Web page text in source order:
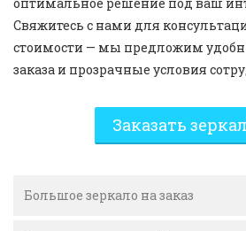
Свяжитесь с нами для
стоимости — мы предложим
заказа и прозрачные условия
Заказать
Большое зеркало на заказ